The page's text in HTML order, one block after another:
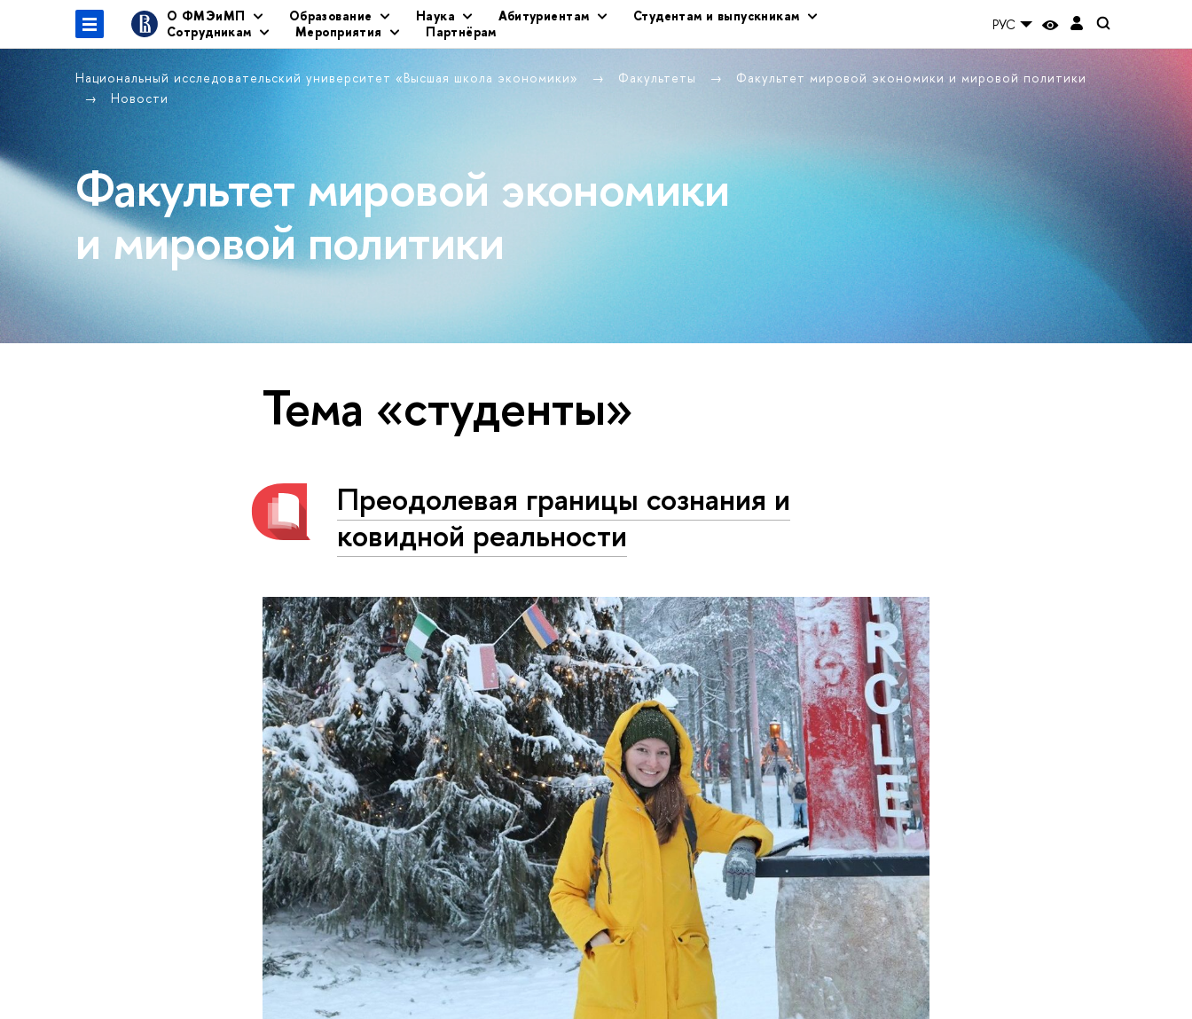
О ФМЭиМП Образование Наука Абитуриентам
Студентам и выпускникам
Сотрудникам
Мероприятия Партнёрам РУС
Национальный исследовательский университет «Высшая школа экономики» Факультеты
Факультет мировой экономики и мировой политики
Новости
Факультет мировой экономики
и мировой политики
Тема «студенты»
Преодолевая границы сознания и
ковидной реальности